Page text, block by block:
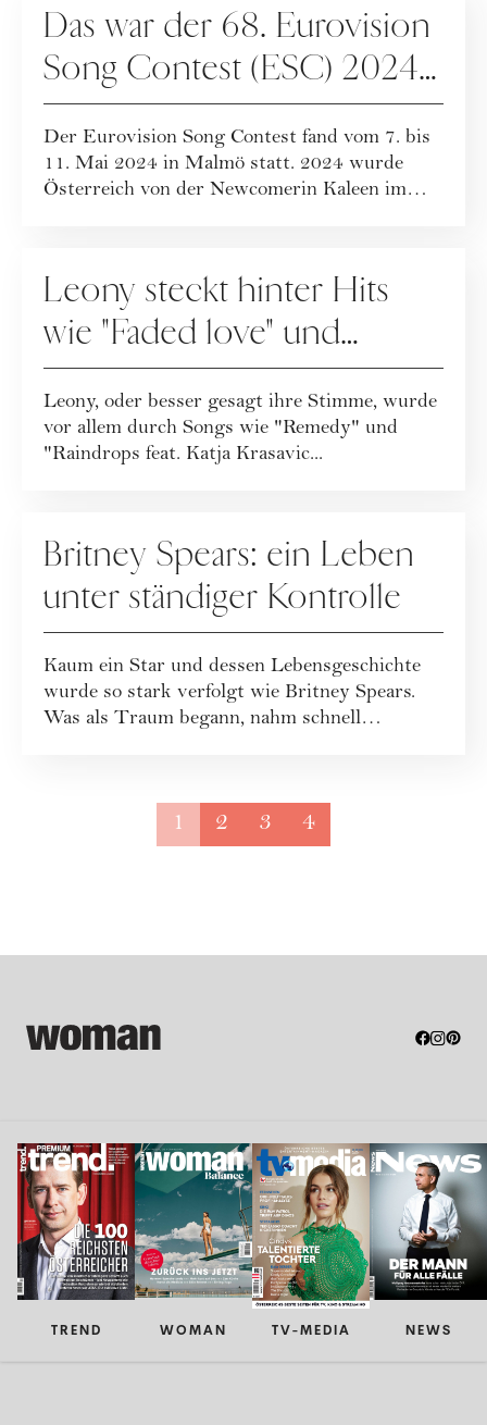
Das war der 68. Eurovision
Song Contest (ESC) 2024
in Malmö
Der Eurovision Song Contest fand vom 7. bis
11. Mai 2024 in Malmö statt. 2024 wurde
Österreich von der Newcomerin Kaleen im
Leony steckt hinter Hits
wie "Faded love" und
"Remedy"
Leony, oder besser gesagt ihre Stimme, wurde
vor allem durch Songs wie "Remedy" und
"Raindrops feat. Katja Krasavic...
Britney Spears: ein Leben
unter ständiger Kontrolle
Kaum ein Star und dessen Lebensgeschichte
wurde so stark verfolgt wie Britney Spears.
Was als Traum begann, nahm schnell
1 2 3 4
TREND WOMAN TV-MEDIA NEWS